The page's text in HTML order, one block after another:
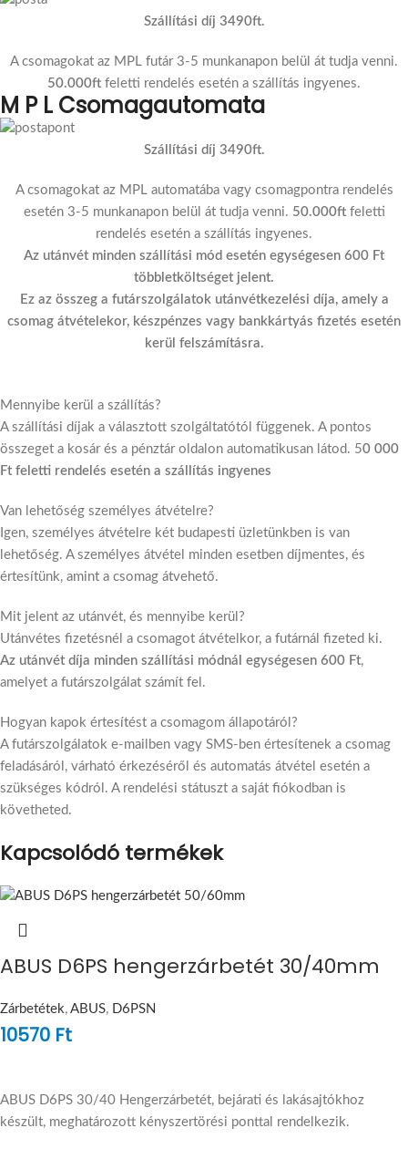
Szállítási díj 3490ft.
A csomagokat az MPL futár 3-5 munkanapon belül át tudja venni.
50.000ft feletti rendelés esetén a szállítás ingyenes.
M P L Csomagautomata
Szállítási díj 3490ft.
A csomagokat az MPL automatába vagy csomagpontra rendelés
esetén 3-5 munkanapon belül át tudja venni. 50.000ftfeletti
rendelés esetén a szállítás ingyenes.
Az utánvét minden szállítási mód esetén egységesen 600 Ft
többletköltséget jelent.
Ez az összeg a futárszolgálatok utánvétkezelési díja, amely a
csomag átvételekor, készpénzes vagy bankkártyás fizetés esetén
kerül felszámításra.
Mennyibe kerül a szállítás?
A szállítási díjak a választott szolgáltatótól függenek. A pontos
összeget a kosár és a pénztár oldalon automatikusan látod. 50 000
Ft feletti rendelés esetén a szállítás ingyenes
Van lehetőség személyes átvételre?
Igen, személyes átvételre két budapesti üzletünkben is van
lehetőség. A személyes átvétel minden esetben díjmentes, és
értesítünk, amint a csomag átvehető.
Mit jelent az utánvét, és mennyibe kerül?
Utánvétes fizetésnél a csomagot átvételkor, a futárnál fizeted ki.
Az utánvét díja minden szállítási módnál egységesen 600 Ft,
amelyet a futárszolgálat számít fel.
Hogyan kapok értesítést a csomagom állapotáról?
A futárszolgálatok e-mailben vagy SMS-ben értesítenek a csomag
feladásáról, várható érkezéséről és automatás átvétel esetén a
szükséges kódról. A rendelési státuszt a saját fiókodban is
követheted.
Kapcsolódó termékek
ABUS D6PS hengerzárbetét 30/40mm
Zárbetétek, ABUS, D6PSN
10570 Ft
ABUS D6PS 30/40 Hengerzárbetét, bejárati és lakásajtókhoz
készült, meghatározott kényszertörési ponttal rendelkezik.